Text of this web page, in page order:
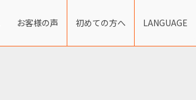
お客様の声 初めての方へ LANGUAGE